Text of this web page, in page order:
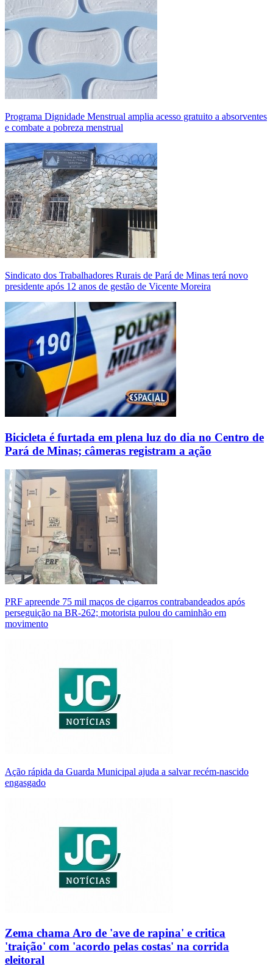
Programa Dignidade Menstrual amplia acesso gratuito a absorventes
e combate a pobreza menstrual
Sindicato dos Trabalhadores Rurais de Pará de Minas terá novo
presidente após 12 anos de gestão de Vicente Moreira
Bicicleta é furtada em plena luz do dia no Centro de
Pará de Minas; câmeras registram a ação
PRF apreende 75 mil maços de cigarros contrabandeados após
perseguição na BR-262; motorista pulou do caminhão em
movimento
Ação rápida da Guarda Municipal ajuda a salvar recém-nascido
engasgado
Zema chama Aro de 'ave de rapina' e critica
'traição' com 'acordo pelas costas' na corrida
eleitoral